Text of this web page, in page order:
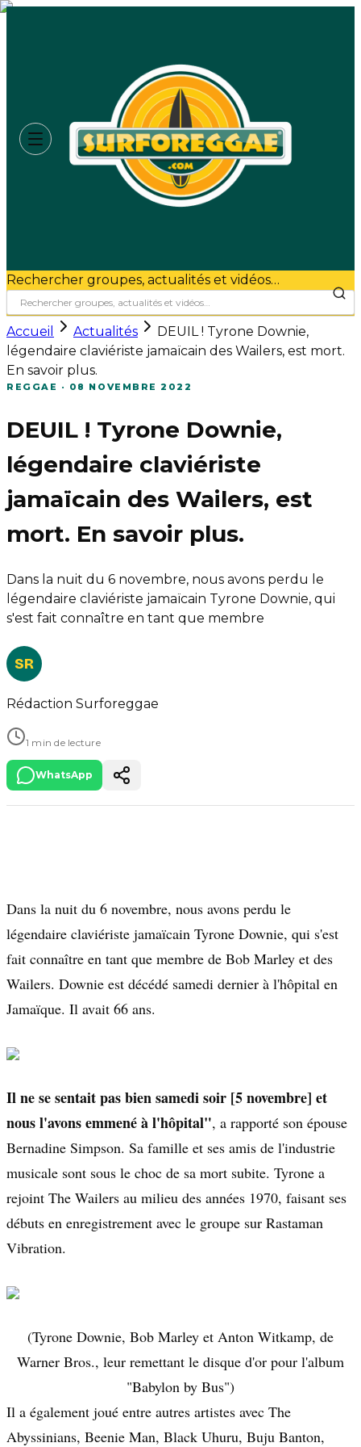
Rechercher groupes, actualités et vidéos…
Accueil Actualités
DEUIL ! Tyrone Downie,
légendaire claviériste jamaïcain des Wailers, est mort.
En savoir plus.
REGGAE · 08 NOVEMBRE 2022
DEUIL ! Tyrone Downie,
légendaire claviériste
jamaïcain des Wailers, est
mort. En savoir plus.
Dans la nuit du 6 novembre, nous avons perdu le
légendaire claviériste jamaïcain Tyrone Downie, qui
s'est fait connaître en tant que membre
SR
Rédaction Surforeggae
1 min de lecture
WhatsApp
Dans la nuit du 6 novembre, nous avons perdu le
légendaire claviériste jamaïcain Tyrone Downie, qui s'est
fait connaître en tant que membre de Bob Marley et des
Wailers. Downie est décédé samedi dernier à l'hôpital en
Jamaïque. Il avait 66 ans.
Il ne se sentait pas bien samedi soir [5 novembre] et
nous l'avons emmené à l'hôpital", a rapporté son épouse
Bernadine Simpson. Sa famille et ses amis de l'industrie
musicale sont sous le choc de sa mort subite. Tyrone a
rejoint The Wailers au milieu des années 1970, faisant ses
débuts en enregistrement avec le groupe sur Rastaman
Vibration.
(Tyrone Downie, Bob Marley et Anton Witkamp, de
Warner Bros., leur remettant le disque d'or pour l'album
"Babylon by Bus")
Il a également joué entre autres artistes avec The
Abyssinians, Beenie Man, Black Uhuru, Buju Banton,